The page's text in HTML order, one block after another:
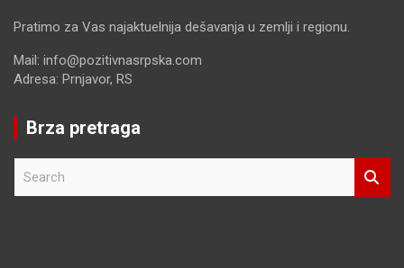
Pratimo za Vas najaktuelnija dešavanja u zemlji i regionu.
Mail: info@pozitivnasrpska.com
Adresa: Prnjavor, RS
Brza pretraga